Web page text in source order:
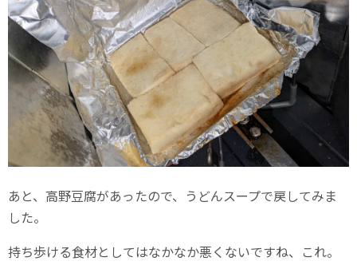
あと、高野豆腐があったので、うどんスープで戻してみま
した。
持ち歩ける食材としてはなかなか悪くないですね、これ。